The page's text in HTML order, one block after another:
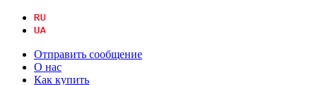
Отправить сообщение
О нас
Как купить